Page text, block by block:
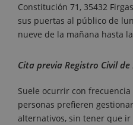
Constitución 71, 35432
sus puertas al público de
nueve de la mañana hasta
Cita previa Registro Civil de
Suele ocurrir con
personas prefieren
alternativos, sin tener que